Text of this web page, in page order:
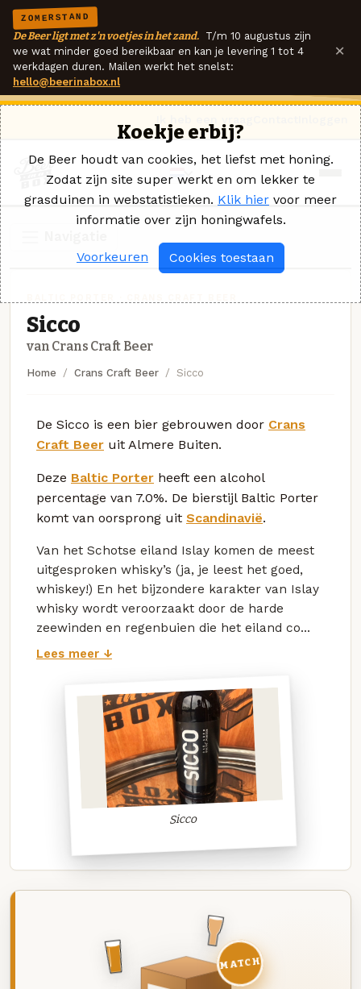
ZOMERSTAND
De Beer ligt met z'n voetjes in het zand. T/m 10 augustus zijn
we wat minder goed bereikbaar en kan je levering 1 tot 4
werkdagen duren. Mailen werkt het snelst:
hello@beerinabox.nl
×
Sicco
van Crans Craft Beer
Home Crans Craft Beer Sicco
De Sicco is een bier gebrouwen door Crans
Craft Beer uit Almere Buiten.
Deze Baltic Porter heeft een alcohol
percentage van 7.0%. De bierstijl Baltic Porter
komt van oorsprong uit Scandinavië.
Van het Schotse eiland Islay komen de meest
uitgesproken whisky’s (ja, je leest het goed,
whiskey!) En het bijzondere karakter van Islay
whisky wordt veroorzaakt door de harde
zeewinden en regenbuien die het eiland co...
Lees meer ↓
Sicco
MATCH
Koekje erbij?
De Beer houdt van cookies, het liefst met honing.
Zodat zijn site super werkt en om lekker te
grasduinen in webstatistieken. Klik hier voor meer
informatie over zijn honingwafels.
Voorkeuren Cookies toestaan